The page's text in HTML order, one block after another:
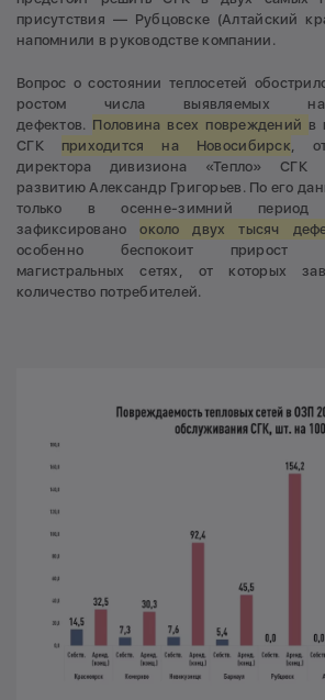
присутствия — Рубцовске (Алтайский
напомнили в руководстве компании.
Вопрос о состоянии теплосетей
ростом числа выявляемых на
дефектов. Половина всех повреждений в
СГК приходится на Новосибирск ,
директора дивизиона «Тепло» СГК
развитию Александр Григорьев. По его
только в осенне-зимний период
зафиксированооколо двух тысяч
особенно беспокоит прирост
магистральных сетях, от которых
количество потребителей.